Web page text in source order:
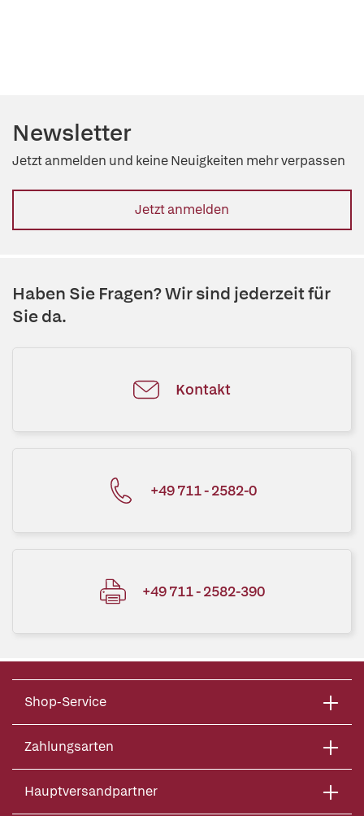
Newsletter
Jetzt anmelden und keine Neuigkeiten mehr verpassen
Jetzt anmelden
Haben Sie Fragen? Wir sind jederzeit für
Sie da.
Kontakt
+49 711 - 2582-0
+49 711 - 2582-390
Shop-Service
Zahlungsarten
Hauptversandpartner